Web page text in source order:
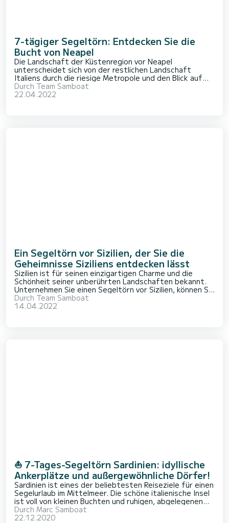
7-tägiger Segeltörn: Entdecken Sie die
Bucht von Neapel
Die Landschaft der Küstenregion vor Neapel
unterscheidet sich von der restlichen Landschaft
Italiens durch die riesige Metropole und den Blick auf
den Vesuv. Unternehmen Sie einen Segeltörn vor
Neapel, um die Bucht und umliegende Inseln zu
Durch Team Samboat
22.04.2022
Ein Segeltörn vor Sizilien, der Sie die
Geheimnisse Siziliens entdecken lässt
Sizilien ist für seinen einzigartigen Charme und die
Schönheit seiner unberührten Landschaften bekannt.
Unternehmen Sie einen Segeltörn vor Sizilien, können Sie
die Küstenlandschaft von Ihrem Boot aus bewundern
und gleichzeitig die charmanten, lebhaften Häfen der
Durch Team Samboat
14.04.2022
⛵ 7-Tages-Segeltörn Sardinien: idyllische
Ankerplätze und außergewöhnliche Dörfer!
Sardinien ist eines der beliebtesten Reiseziele für einen
Segelurlaub im Mittelmeer. Die schöne italienische Insel
ist voll von kleinen Buchten und ruhigen, abgelegenen
Stränden und ungewöhnlichen Landschaften, mit feinen
Sandstränden und rosa Granitfelsen. Mit einem Boot
Durch Marc Samboat
22.12.2020